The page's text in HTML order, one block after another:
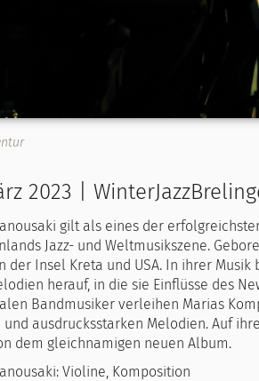
2023 |
gilt als eines der
Jazz- und Weltmusikszene.
der Insel Kreta und USA. In ihrer
herauf, in die sie Einflüsse des
Bandmusiker verleihen Marias
und ausdrucksstarken Melodien. Auf
dem gleichnamigen neuen Album.
Violine, Komposition